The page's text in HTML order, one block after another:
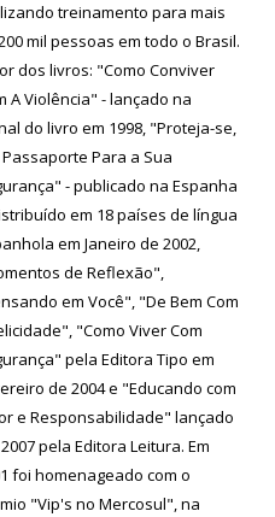
treinamento para mais
mil pessoas em todo o Brasil.
dos livros: "Como Conviver
A Violência" - lançado na
do livro em 1998, "Proteja-se,
Passaporte Para a Sua
- publicado na Espanha
em 18 países de língua
em Janeiro de 2002,
de Reflexão",
em Você", "De Bem Com
"Como Viver Com
pela Editora Tipo em
de 2004 e "Educando com
e Responsabilidade" lançado
pela Editora Leitura. Em
foi homenageado com o
"Vip's no Mercosul", na